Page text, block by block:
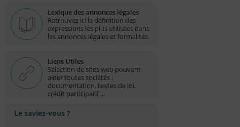
Lexique des annonces légales
Retrouvez ici la définition des
expressions les plus utilisées dans
les annonces légales et formalités.
Liens Utiles
Sélection de sites web pouvant
aider toutes sociétés :
documentation, textes de loi,
crédit participatif ...
Le saviez-vous ?